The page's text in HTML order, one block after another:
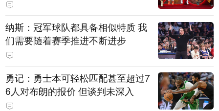
纳斯：冠军球队都具备相似特质 我
们需要随着赛季推进不断进步
勇记：勇士本可轻松匹配甚至超过7
6人对布朗的报价 但谈判未深入